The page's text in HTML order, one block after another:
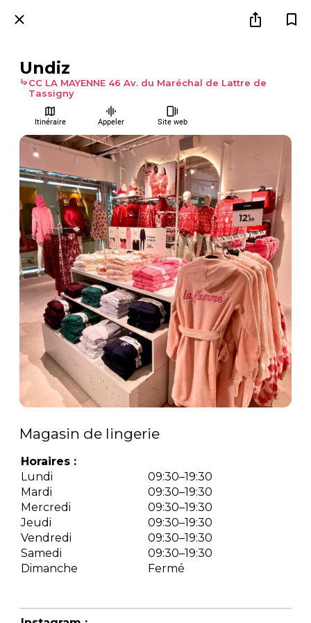
Undiz
CC LA MAYENNE 46 Av. du Maréchal de Lattre de
Tassigny
Itinéraire Appeler Site web
Magasin de lingerie
Horaires :
Lundi
09:30–19:30
Mardi
09:30–19:30
Mercredi
09:30–19:30
Jeudi
09:30–19:30
Vendredi
09:30–19:30
Samedi
09:30–19:30
Dimanche
Fermé